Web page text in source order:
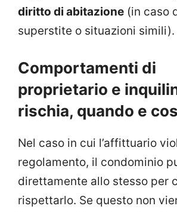
diritto di abitazione (in caso
superstite o situazioni simili).
Comportamenti di
proprietario e
rischia, quando e
Nel caso in cui l’affittuario
regolamento, il condominio
direttamente allo stesso per
rispettarlo. Se questo non